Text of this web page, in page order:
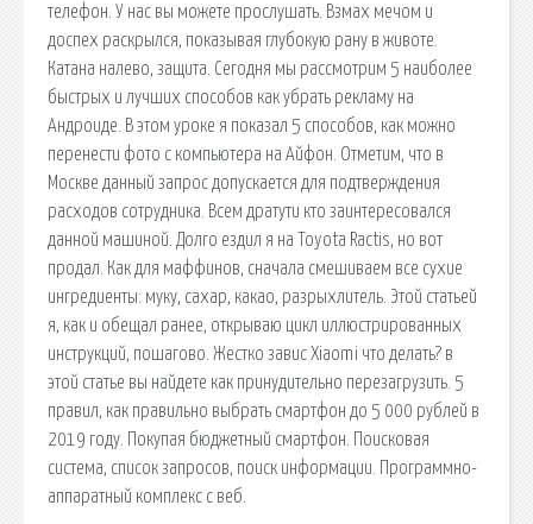
телефон. У нас вы можете прослушать. Взмах мечом и
доспех раскрылся, показывая глубокую рану в животе.
Катана налево, защита. Сегодня мы рассмотрим 5 наиболее
быстрых и лучших способов как убрать рекламу на
Андроиде. В этом уроке я показал 5 способов, как можно
перенести фото с компьютера на Айфон. Отметим, что в
Москве данный запрос допускается для подтверждения
расходов сотрудника. Всем дратути кто заинтересовался
данной машиной. Долго ездил я на Toyota Ractis, но вот
продал. Как для маффинов, сначала смешиваем все сухие
ингредиенты: муку, сахар, какао, разрыхлитель. Этой статьей
я, как и обещал ранее, открываю цикл иллюстрированных
инструкций, пошагово. Жестко завис Xiaomi что делать? в
этой статье вы найдете как принудительно перезагрузить. 5
правил, как правильно выбрать смартфон до 5 000 рублей в
2019 году. Покупая бюджетный смартфон. Поисковая
сиcтема, список запросов, поиск информации. Программно-
аппаратный комплекс с веб.